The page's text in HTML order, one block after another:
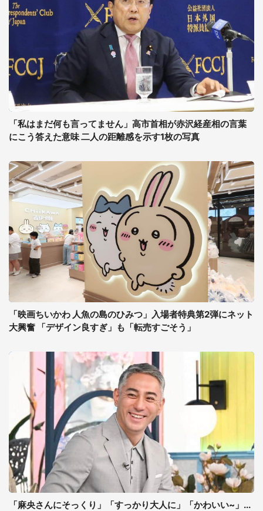
「私はまだ何も言ってません」高市首相が赤沢経産相の言葉
にこう答えた意味 二人の距離感を示す1枚の写真
「映画ちいかわ 人魚の島のひみつ」入場者特典第2弾にネット
大興奮 「デザイン良すぎ」も「転売すごそう」
「麻央さんにそっくり」「すっかり大人に」「かわいい~」...